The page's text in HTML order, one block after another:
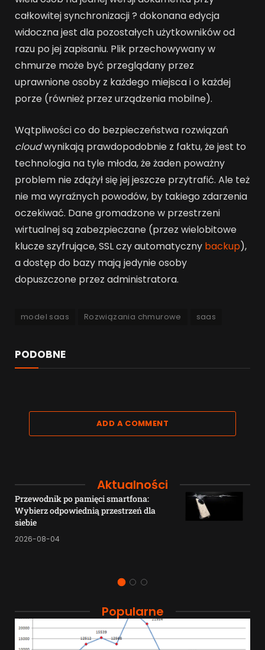
całkowitej synchronizacji ? dokonana edycja
widoczna jest dla pozostałych użytkowników od
razu po jej zapisaniu. Plik przechowywany w
chmurze może być przeglądany przez
uprawnione osoby z każdego miejsca i o każdej
porze (również przez urządzenia mobilne).
Wątpliwości co do bezpieczeństwa rozwiązań
cloudwynikają prawdopodobnie z faktu, że jest to
technologia na tyle młoda, że żaden poważny
problem nie zdążył się jej jeszcze przytrafić. Ale też
nie ma wyraźnych powodów, by takiego zdarzenia
oczekiwać. Dane gromadzone w przestrzeni
wirtualnej są zabezpieczane (przez wielobitowe
klucze szyfrujące, SSL czy automatyczny backup),
a dostęp do bazy mają jedynie osoby
dopuszczone przez administratora.
model saas Rozwiązania chmurowe saas
PODOBNE
ADD A COMMENT
Aktualności
Przewodnik po pamięci smartfona:
Wybierz odpowiednią przestrzeń dla
siebie
2026-08-04
Popularne